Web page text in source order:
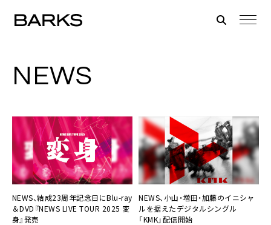
NEWS
NEWS、結成23周年記念日にBlu-ray
＆DVD『NEWS LIVE TOUR 2025 変
身』発売
NEWS、小山・増田・加藤のイニシャ
ルを据えたデジタルシングル
「KMK」配信開始